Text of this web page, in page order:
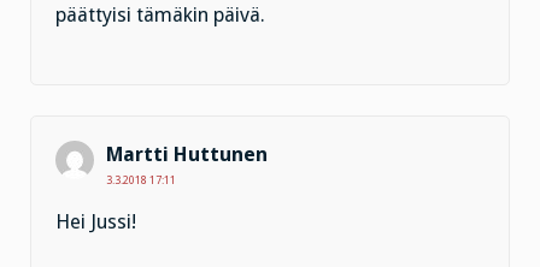
päättyisi tämäkin päivä.
Martti Huttunen
3.3.2018 17:11
Hei Jussi!